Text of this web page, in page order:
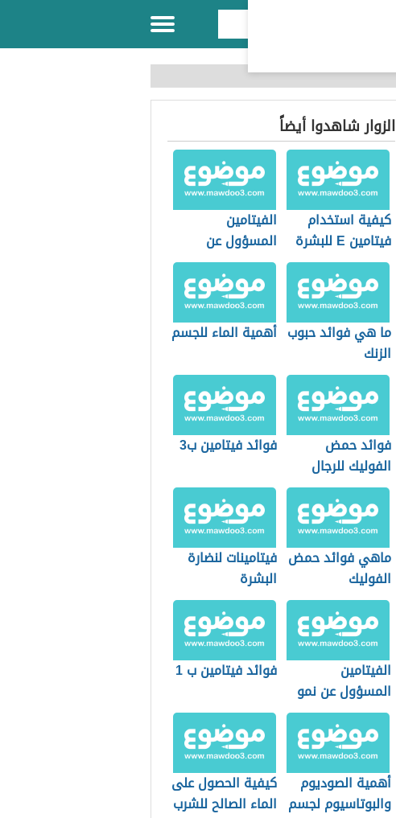
الزوار شاهدوا أيضاً
كيفية استخدام
فيتامين E للبشرة
الفيتامين
المسؤول عن
تطويل الشعر
ما هي فوائد حبوب
الزنك
أهمية الماء للجسم
فوائد حمض
الفوليك للرجال
فوائد فيتامين ب3
ماهي فوائد حمض
الفوليك
فيتامينات لنضارة
البشرة
الفيتامين
المسؤول عن نمو
الشعر
فوائد فيتامين ب 1
أهمية الصوديوم
والبوتاسيوم لجسم
كيفية الحصول على
الماء الصالح للشرب